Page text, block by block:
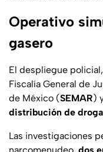
Operativo
gasero
El despliegue
Fiscalía General de
de México (SEMAR)
distribución de droga
Las investigaciones